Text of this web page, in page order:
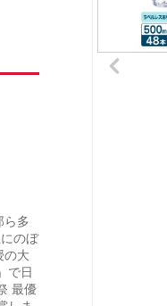
ら多
のぼ
の大
で日
最優